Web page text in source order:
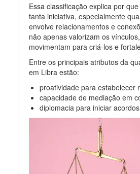
Essa classificação explica por
tanta iniciativa, especialmente
envolve relacionamentos e
não apenas valorizam os
movimentam para criá-los e
Entre os principais atributos da
em Libra estão:
proatividade para estabelecer
capacidade de mediação em
diplomacia para iniciar